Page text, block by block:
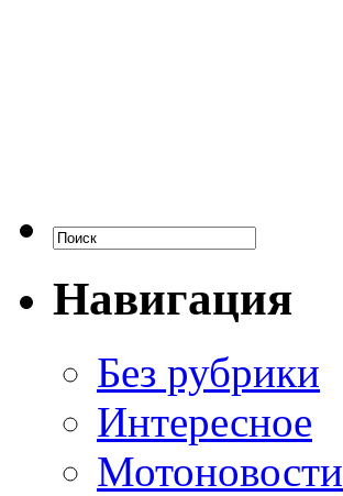
Навигация
Без рубрики
Интересное
Мотоновости